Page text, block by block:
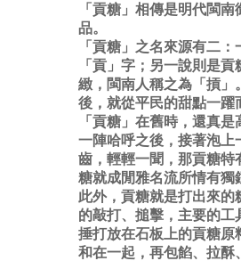
「貢糖」相傳是明代閩
品。
「貢糖」之名來源有二
「貢」字；另一說則是
緻，閩南人稱之為「摃」
後，就從平民的甜點一躍
「貢糖」在舊時，還真
一陣哈呼之後，接著泡上
齒，輕輕一聞，那貢糖特
糖就成閒雅名流所情有獨
此外，貢糖就是打出來
的敲打、搥擊，主要的
捶打放在石板上的貢糖原
和在一起，再包餡、拉酥